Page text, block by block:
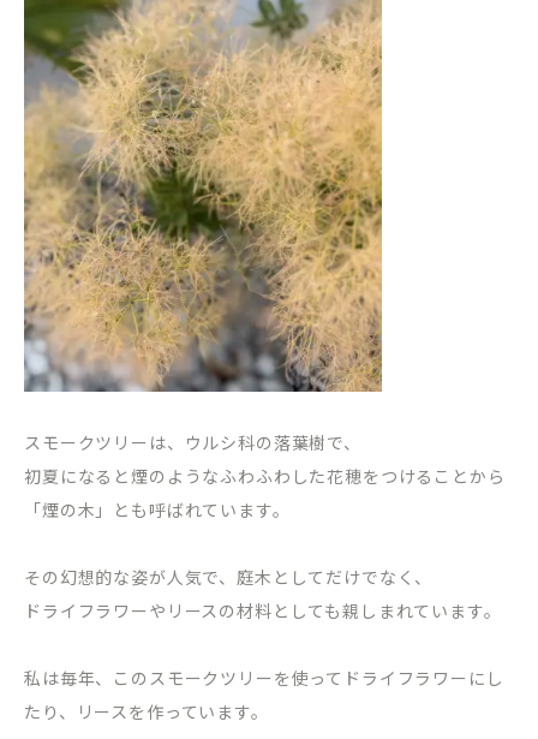
スモークツリーは、ウルシ科の落葉樹で、
初夏になると煙のようなふわふわした花穂をつけることから
「煙の木」とも呼ばれています。
その幻想的な姿が人気で、庭木としてだけでなく、
ドライフラワーやリースの材料としても親しまれています。
私は毎年、このスモークツリーを使ってドライフラワーにし
たり、リースを作っています。